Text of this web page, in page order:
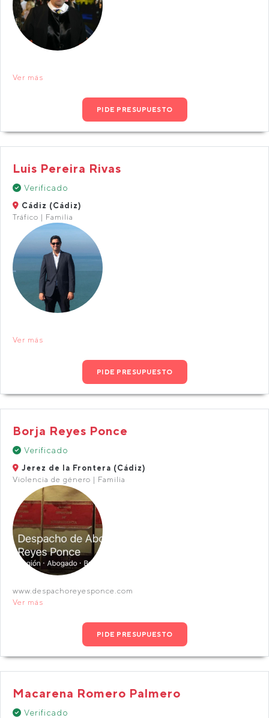
Ver más
PIDE PRESUPUESTO
Luis Pereira Rivas
Verificado
Cádiz (Cádiz)
Tráfico | Familia
Ver más
PIDE PRESUPUESTO
Borja Reyes Ponce
Verificado
Jerez de la Frontera (Cádiz)
Violencia de género | Familia
www.despachoreyesponce.com
Ver más
PIDE PRESUPUESTO
Macarena Romero Palmero
Verificado